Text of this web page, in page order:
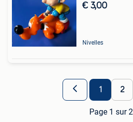
€ 3,00
Nivelles
1 2
Page 1 sur 2